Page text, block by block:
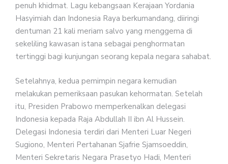
penuh khidmat. Lagu kebangsaan Kerajaan Yordania
Hasyimiah dan Indonesia Raya berkumandang, diiringi
dentuman 21 kali meriam salvo yang menggema di
sekeliling kawasan istana sebagai penghormatan
tertinggi bagi kunjungan seorang kepala negara sahabat.
Setelahnya, kedua pemimpin negara kemudian
melakukan pemeriksaan pasukan kehormatan. Setelah
itu, Presiden Prabowo memperkenalkan delegasi
Indonesia kepada Raja Abdullah II ibn Al Hussein.
Delegasi Indonesia terdiri dari Menteri Luar Negeri
Sugiono, Menteri Pertahanan Sjafrie Sjamsoeddin,
Menteri Sekretaris Negara Prasetyo Hadi, Menteri